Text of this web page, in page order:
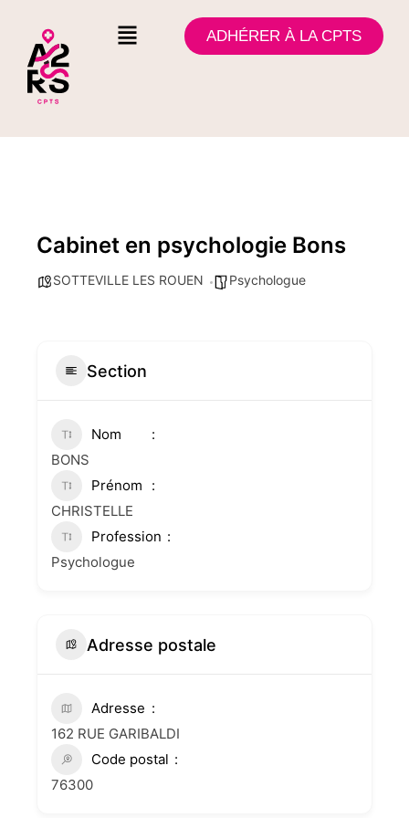
ADHÉRER À LA CPTS
Cabinet en psychologie Bons
SOTTEVILLE LES ROUEN Psychologue
Section
Nom
BONS
Prénom
CHRISTELLE
Profession
Psychologue
Adresse postale
Adresse
162 RUE GARIBALDI
Code postal
76300